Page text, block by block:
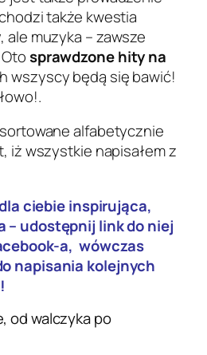
także kwestia
ale muzyka – zawsze
sprawdzone hity na
wszyscy będą się bawić!
alfabetycznie
iż wszystkie napisałem z
ciebie inspirująca,
– udostępnij link do niej
a, wówczas
napisania kolejnych
od walczyka po